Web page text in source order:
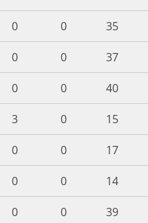
0 0
35
0 0
37
0 0
40
3 0
15
0 0
17
0 0
14
0 0 39